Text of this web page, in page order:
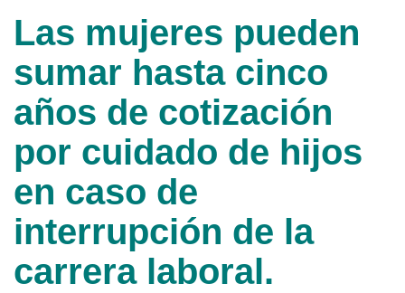
Las mujeres pueden
sumar hasta cinco
años de cotización
por cuidado de hijos
en caso de
interrupción de la
carrera laboral.